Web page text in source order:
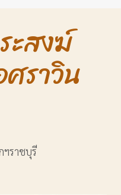
ะสงฆ์
ราวิน
ราชบุรี